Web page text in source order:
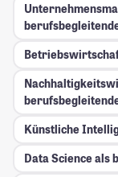
Künstliche
Data Science als